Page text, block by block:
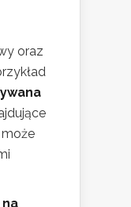
oraz